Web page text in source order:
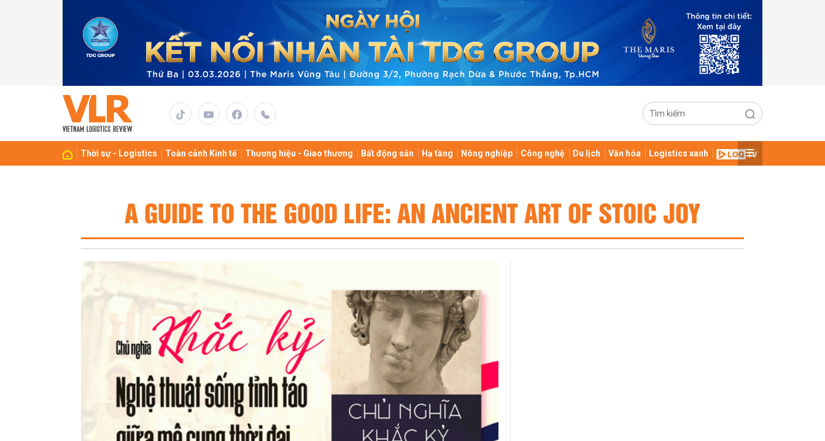
Thời sự - Logistics Toàn cảnh Kinh tế Thương hiệu - Giao thương Bất động sản Hạ tầng Nông nghiệp Công nghệ Du lịch Văn hóa Logistics xanh
A GUIDE TO THE GOOD LIFE: AN ANCIENT ART OF STOIC JOY